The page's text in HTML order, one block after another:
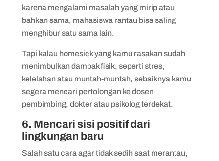
karena mengalami masalah yang mirip atau
bahkan sama, mahasiswa rantau bisa saling
menghibur satu sama lain.
Tapi kalau homesick yang kamu rasakan sudah
menimbulkan dampak fisik, seperti stres,
kelelahan atau muntah-muntah, sebaiknya kamu
segera mencari pertolongan ke dosen
pembimbing, dokter atau psikolog terdekat.
6. Mencari sisi positif dari
lingkungan baru
Salah satu cara agar tidak sedih saat merantau,